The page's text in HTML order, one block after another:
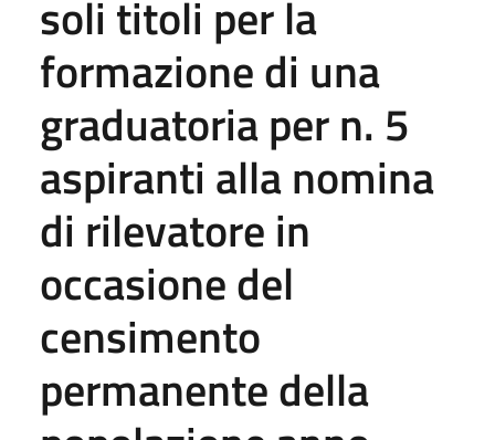
soli titoli per la
formazione di una
graduatoria per n. 5
aspiranti alla nomina
di rilevatore in
occasione del
censimento
permanente della